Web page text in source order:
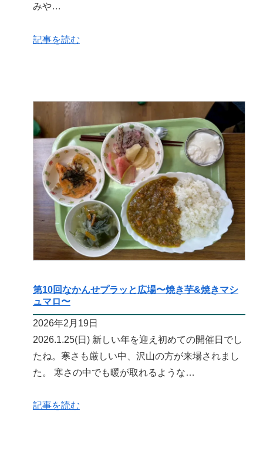
みや…
記事を読む
第10回なかんせプラッと広場〜焼き芋&焼きマシ
ュマロ〜
2026年2月19日
2026.1.25(日) 新しい年を迎え初めての開催日でし
たね。寒さも厳しい中、沢山の方が来場されまし
た。 寒さの中でも暖が取れるような…
記事を読む